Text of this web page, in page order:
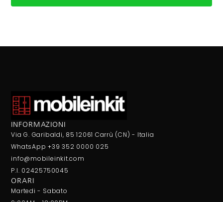
INFORMAZIONI
Via G. Garibaldi, 85 12061 Carrù (CN) - Italia
WhatsApp +39 352 0000 025
info@mobileinkit.com
P.I. 02425750045
ORARI
Martedi - Sabato